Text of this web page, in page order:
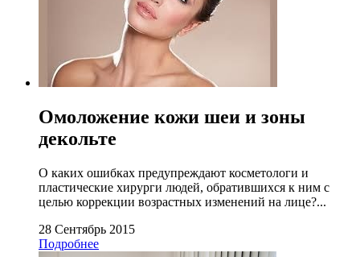
Омоложение кожи шеи и зоны
декольте
О каких ошибках предупреждают косметологи и
пластические хирурги людей, обратившихся к ним с
целью коррекции возрастных изменений на лице?...
28 Сентябрь 2015
Подробнее